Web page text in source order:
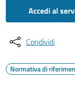
Accedi al
Condividi
Normativa di